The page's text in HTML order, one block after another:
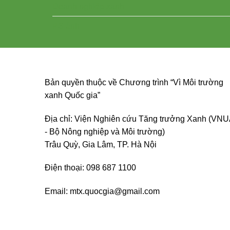
Bản quyền thuộc về Chương trình “Vì Môi trường
xanh Quốc gia”
Địa chỉ: Viện Nghiên cứu Tăng trưởng Xanh
- Bộ Nông nghiệp và Môi trường)
Trâu Quỳ, Gia Lâm, TP. Hà Nội
Điện thoại: 098 687 1100
Email: mtx.quocgia@gmail.com